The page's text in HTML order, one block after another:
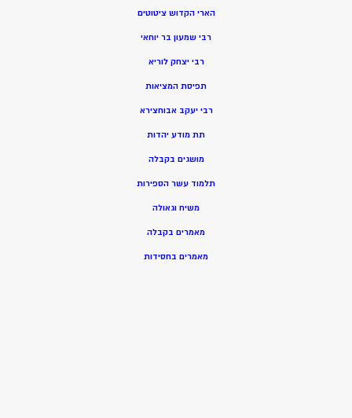
הארי הקדוש ציטוטים
רבי שמעון בר יוחאי
רבי יצחק לוריא
תפיסת המציאות
רבי יעקב אבוחצירא
תת מודע יהדות
מושגים בקבלה
תלמוד עשר הספירות
משיח וגאולה
מאמרים בקבלה
מאמרים בחסידות